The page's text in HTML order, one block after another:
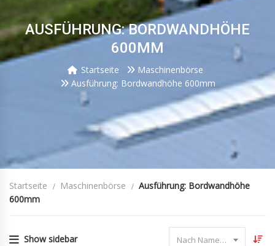
AUSFÜHRUNG: BORDWANDHÖHE
600MM
Startseite
Maschinenbörse
Ausführung: Bordwandhöhe 600mm
Startseite Maschinenbörse
Ausführung: Bordwandhöhe
600mm
Show sidebar Nach Name sortieren